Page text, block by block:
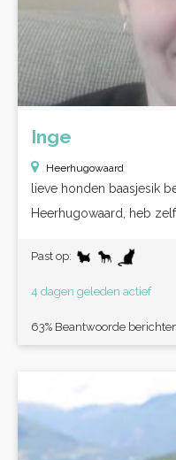
Inge
Heerhugowaard
lieve honden baasjesik
Heerhugowaard, heb zelf
Past op:
4 dagen geleden actief
63% Beantwoorde